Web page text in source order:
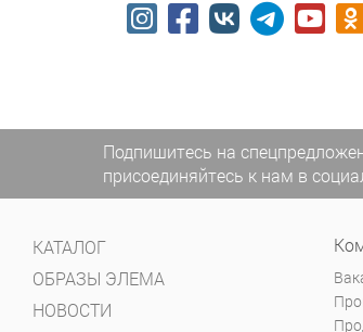
Подпишитесь на
присоединяйтесь к нам в
КАТАЛОГ
ОБРАЗЫ ЭЛЕМА
НОВОСТИ